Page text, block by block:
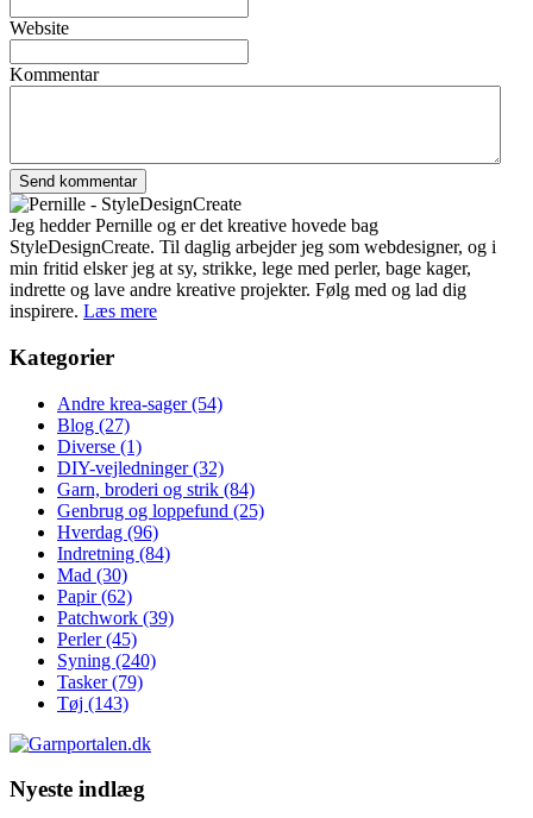
Website
Kommentar
Jeg hedder Pernille og er det kreative hovede bag
StyleDesignCreate. Til daglig arbejder jeg som webdesigner, og i
min fritid elsker jeg at sy, strikke, lege med perler, bage kager,
indrette og lave andre kreative projekter. Følg med og lad dig
inspirere. Læs mere
Kategorier
Andre krea-sager(54)
Blog (27)
Diverse (1)
DIY-vejledninger(32)
Garn, broderi og strik (84)
Genbrug og loppefund (25)
Hverdag (96)
Indretning (84)
Mad (30)
Papir(62)
Patchwork (39)
Perler(45)
Syning (240)
Tasker(79)
Tøj (143)
Nyeste indlæg